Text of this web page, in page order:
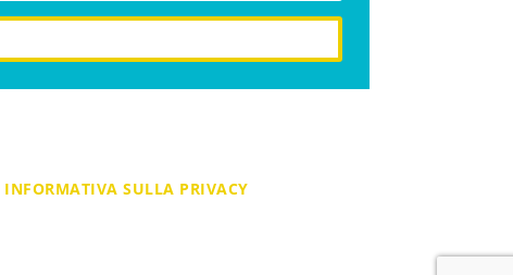
INFORMATIVA SULLA PRIVACY